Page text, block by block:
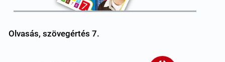
Olvasás, szövegértés 7.